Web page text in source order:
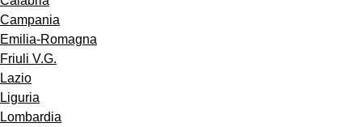
Campania
Emilia-Romagna
Friuli V.G.
Lazio
Liguria
Lombardia